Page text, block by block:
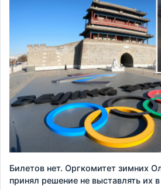
Билетов нет. Оргкомитет зимних
принял решение не выставлять их